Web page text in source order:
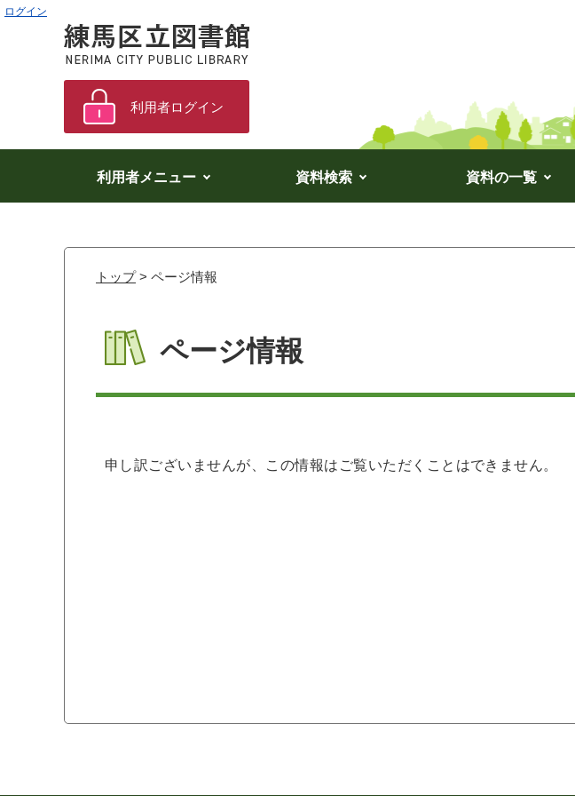
ログイン
利用者ログイン
利用者メニュー 資料検索 資料の一覧
トップ> ページ情報
ページ情報
申し訳ございませんが、この情報はご覧いただくことはできません。